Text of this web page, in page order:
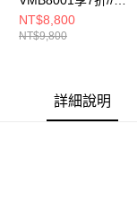
Vermicular琺瑯鑄鐵鍋
19CM(米白)
NT$8,800
NT$9,800
詳細說明